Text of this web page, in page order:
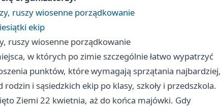
ruszy wiosenne porządkowanie
ekip
ruszy wiosenne porządkowanie
w których po zimie szczególnie łatwo wypatrzyć
punktów, które wymagają sprzątania najbardziej,
i sąsiedzkich ekip po klasy, szkoły i przedszkola.
Ziemi 22 kwietnia, aż do końca majówki. Gdy